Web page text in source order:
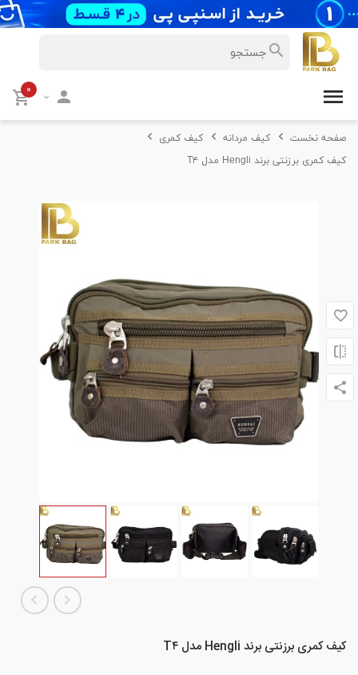
۰
صفحه نخست کیف مردانه
کیف کمری
کیف کمری برزنتی برند Hengli مدل T۴
کیف کمری برزنتی برند Hengli مدل T۴